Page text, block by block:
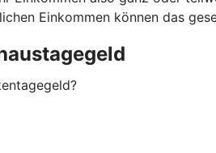
Einkommen können das